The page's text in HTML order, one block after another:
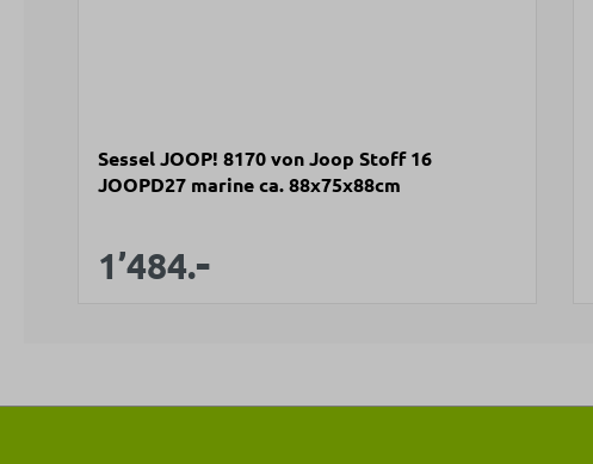
Sessel JOOP! 8170 von Joop Stoff 16
JOOPD27 marine ca. 88x75x88cm
Verkaufspreis:
1’484.-